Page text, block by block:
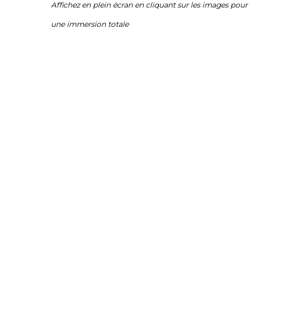
Affichez en plein écran en cliquant sur les images pour
une immersion totale